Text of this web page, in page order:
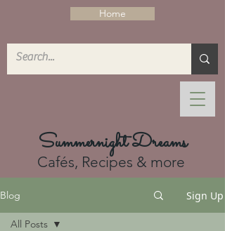
Home
Summernight Dreams
Cafés, Recipes & more
Blog Sign Up
All Posts